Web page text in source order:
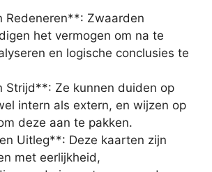
Redeneren**: Zwaarden
het vermogen om na te
en logische conclusies te
Strijd**: Ze kunnen duiden op
intern als extern, en wijzen op
deze aan te pakken.
Uitleg**: Deze kaarten zijn
met eerlijkheid,